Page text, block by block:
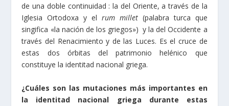
de una doble continuidad : la del Oriente, a través de la
Iglesia Ortodoxa y el rum millet(palabra turca que
singifica «la nación de los griegos») y la del Occidente a
través del Renacimiento y de las Luces. Es el cruce de
estas dos órbitas del patrimonio helénico que
constituye la identitad nacional griega.
¿Cuáles son las mutaciones más importantes en
la identitad nacional griega durante estas